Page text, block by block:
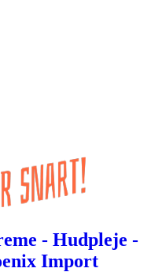
- Hudpleje -
Import